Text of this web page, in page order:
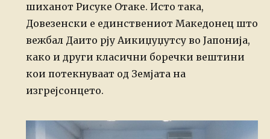
шиханот Рисуке Отаке. Исто така,
Довезенски е единствениот Македонец што
вежбал Даито рју Аикиџуџутсу во Јапонија,
како и други класични боречки вештини
кои потекнуваат од Земјата на
изгрејсонцето.